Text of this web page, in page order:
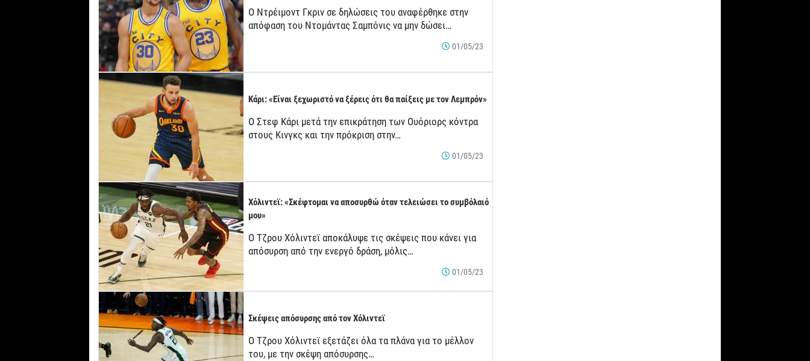
Ο Ντρέιμοντ Γκριν σε δηλώσεις του αναφέρθηκε στην
απόφαση του Ντομάντας Σαμπόνις να μην δώσει…
01/05/23
Κάρι: «Είναι ξεχωριστό να ξέρεις ότι θα παίξεις με τον Λεμπρόν»
Ο Στεφ Κάρι μετά την επικράτηση των Ουόριορς κόντρα
στους Κινγκς και την πρόκριση στην…
01/05/23
Χόλιντεϊ: «Σκέφτομαι να αποσυρθώ όταν τελειώσει το συμβόλαιό
μου»
Ο Τζρου Χόλιντεϊ αποκάλυψε τις σκέψεις που κάνει για
απόσυρση από την ενεργό δράση, μόλις…
01/05/23
Σκέψεις απόσυρσης από τον Χόλιντεϊ
Ο Τζρου Χόλιντεϊ εξετάζει όλα τα πλάνα για το μέλλον
του, με την σκέψη απόσυρσης…